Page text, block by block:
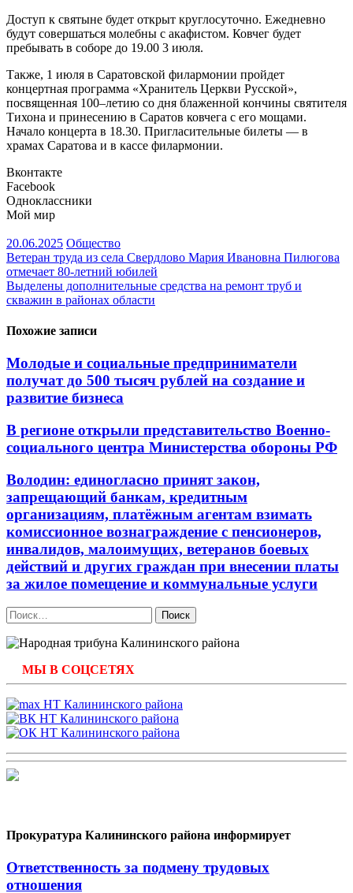
Доступ к святыне будет открыт круглосуточно. Ежедневно
будут совершаться молебны с акафистом. Ковчег будет
пребывать в соборе до 19.00 3 июля.
Также, 1 июля в Саратовской филармонии пройдет
концертная программа «Хранитель Церкви Русской»,
посвященная 100–летию со дня блаженной кончины святителя
Тихона и принесению в Саратов ковчега с его мощами.
Начало концерта в 18.30. Пригласительные билеты — в
храмах Саратова и в кассе филармонии.
Вконтакте
Facebook
Одноклассники
Мой мир
20.06.2025 Общество
Навигация
по
записям
Ветеран труда из села Свердлово Мария Ивановна Пилюгова
отмечает 80-летний юбилей
Выделены дополнительные средства на ремонт труб и
скважин в районах области
Похожие записи
Молодые и социальные предприниматели
получат до 500 тысяч рублей на создание и
развитие бизнеса
В регионе открыли представительство Военно-
социального центра Министерства обороны РФ
Володин: единогласно принят закон,
запрещающий банкам, кредитным
организациям, платёжным агентам взимать
комиссионное вознаграждение с пенсионеров,
инвалидов, малоимущих, ветеранов боевых
действий и других граждан при внесении платы
за жилое помещение и коммунальные услуги
Найти:
МЫ В СОЦСЕТЯХ
Прокуратура Калининского района информирует
Ответственность за подмену трудовых
отношения